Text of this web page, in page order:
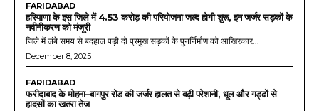
FARIDABAD
हरियाणा के इस जिले में 4.53 करोड़ की परियोजना जल्द होगी शुरू, इन जर्जर सड़कों के
नवीनीकरण को मंजूरी
जिले में लंबे समय से बदहाल पड़ी दो प्रमुख सड़कों के पुनर्निर्माण को आखिरकार...
December 8, 2025
FARIDABAD
फरीदाबाद के मोहना–बागपुर रोड की जर्जर हालत से बढ़ी परेशानी, धूल और गड्ढों से
हादसों का खतरा तेज